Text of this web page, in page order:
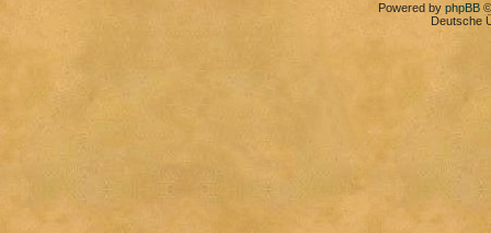
Powered by phpBB
Deutsche